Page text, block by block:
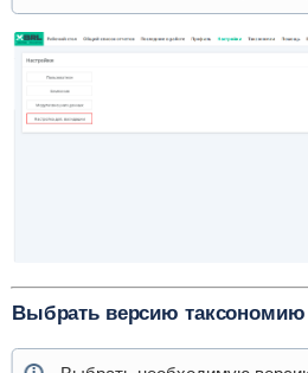
Выбрать версию таксономию